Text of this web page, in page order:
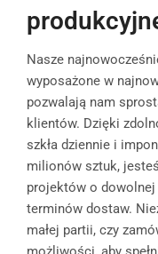
Nasze
wyposażone w
pozwalają nam
klientów. Dzięki
szkła dziennie i
milionów sztuk,
projektów o
terminów dostaw.
małej partii, czy